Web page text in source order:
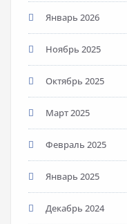
Январь 2026
Ноябрь 2025
Октябрь 2025
Март 2025
Февраль 2025
Январь 2025
Декабрь 2024